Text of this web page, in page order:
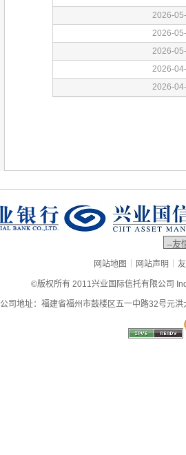
网站地图 | 网站声明 |
©版权所有 2011兴业国际信托有限公司
公司地址：福建省福州市鼓楼区五一中路32号元